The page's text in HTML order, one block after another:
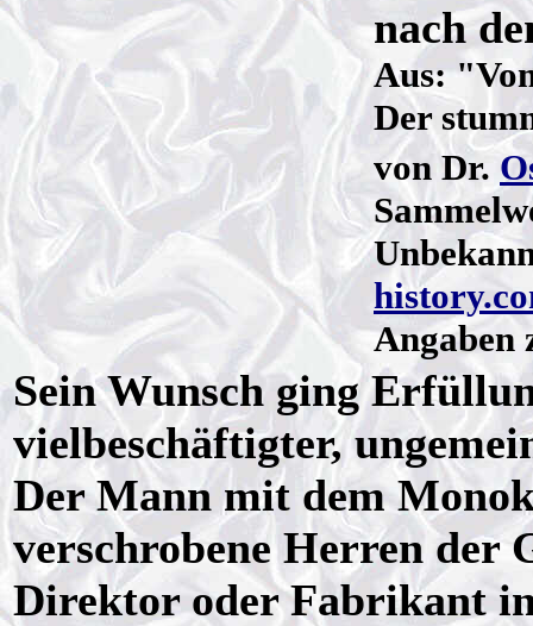
nach
Aus:
Der
von Dr.
Angaben
Sein Wunsch ging
vielbeschäftigter,
Der Mann mit dem
verschrobene Herren der
Direktor oder Fabrikant